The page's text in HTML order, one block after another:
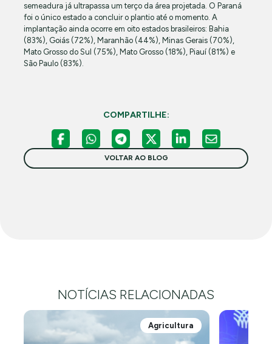
semeadura já ultrapassa um terço da área projetada. O Paraná
foi o único estado a concluir o plantio até o momento. A
implantação ainda ocorre em oito estados brasileiros: Bahia
(83%), Goiás (72%), Maranhão (44%), Minas Gerais (70%),
Mato Grosso do Sul (75%), Mato Grosso (18%), Piauí (81%) e
São Paulo (83%).
COMPARTILHE:
VOLTAR AO BLOG
NOTÍCIAS RELACIONADAS
Agricultura